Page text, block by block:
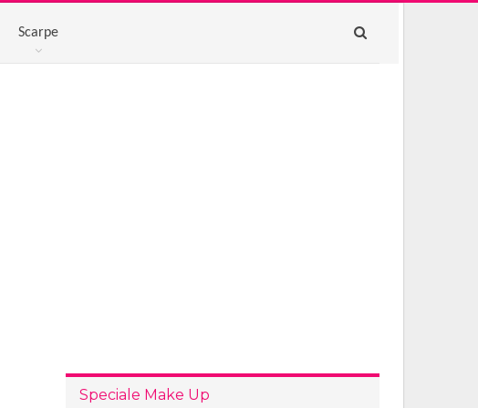
Scarpe
Speciale Make Up